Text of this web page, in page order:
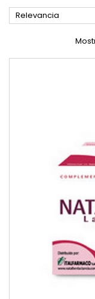
Relevancia